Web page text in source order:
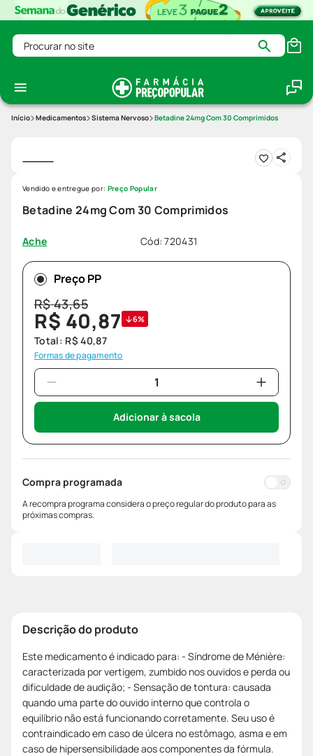
Procurar no site
Medicamentos Sistema Nervoso Betadine 24mg Com 30 Comprimidos
Betadine 24mg Com 30 Comprimidos
Ache Cód:720431
Vendido e entregue por: Preço Popular
Preço PP
R$43,65
R$ 40,87 6%
Total: R$ 40,87
Formas de pagamento
Adicionar à sacola
Compra programada
A recompra programa considera o preço regular do produto para as
próximas compras.
Descrição do produto
Este medicamento é indicado para: - Síndrome de Ménière:
caracterizada por vertigem, zumbido nos ouvidos e perda ou
dificuldade de audição; - Sensação de tontura: causada
quando uma parte do ouvido interno que controla o
equilíbrio não está funcionando corretamente. Seu uso é
contraindicado em caso de úlcera no estômago, asma e em
caso de hipersensibilidade aos componentes da fórmula.